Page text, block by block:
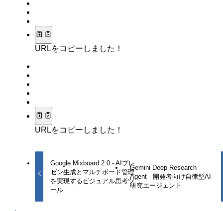
URLをコピーしました！
URLをコピーしました！
Google Mixboard 2.0 - AIプレ
ゼン生成とマルチボード管理
を実現するビジュアル思考ツ
ール
Gemini Deep Research
Agent - 開発者向け自律型AI
研究エージェント